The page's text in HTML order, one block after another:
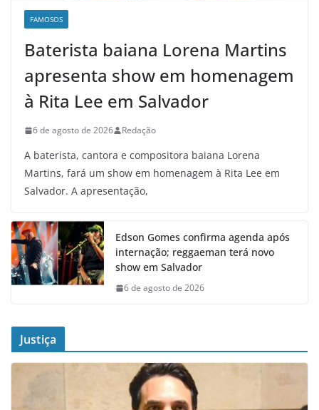
FAMOSOS
Baterista baiana Lorena Martins
apresenta show em homenagem
à Rita Lee em Salvador
6 de agosto de 2026 Redação
A baterista, cantora e compositora baiana Lorena
Martins, fará um show em homenagem à Rita Lee em
Salvador. A apresentação,
Edson Gomes confirma agenda após
internação; reggaeman terá novo
show em Salvador
6 de agosto de 2026
Justiça